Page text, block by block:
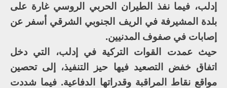
إدلب، فيما نفذ الطيران الحربي الروسي غارة على
بلدة المشيرفة في الريف الجنوبي الشرقي أسفر عن
إصابات في صفوف المدنيين.
حيث عمدت القوات التركية في إدلب، التي دخل
اتفاق خفض التصعيد فيها حيز التنفيذ، إلى تحصين
مواقع نقاط المراقبة وقدراتها الدفاعية. فيما شددت